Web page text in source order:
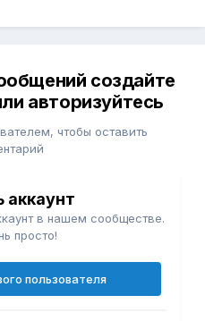
создайте
авторизуйтесь
чтобы оставить
аккаунт
в нашем сообществе.
просто!
пользователя